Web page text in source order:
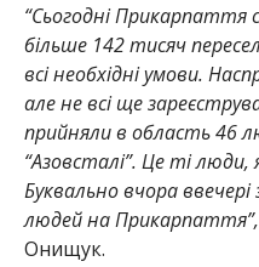
“Сьогодні
більше 142 тисяч
всі необхідні умови.
але не всі ще
прийняли в область 46
“Азовсталі”. Це ті люди,
Буквально вчора
людей на Прикарпаття”,
Онищук.